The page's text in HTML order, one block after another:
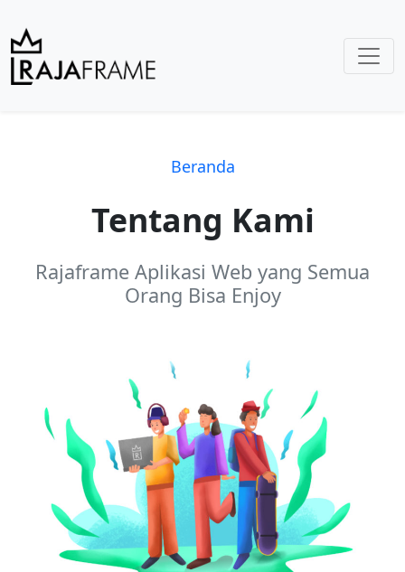
Beranda
Tentang Kami
Rajaframe Aplikasi Web yang Semua
Orang Bisa Enjoy